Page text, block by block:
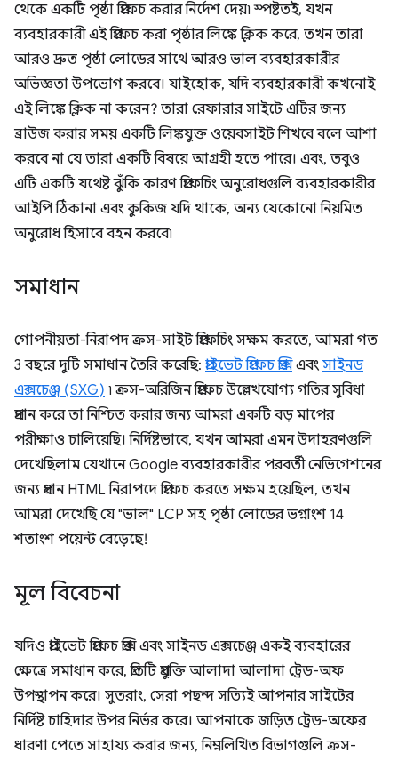
থেকে একটি পৃষ্ঠা প্রিফেচ করার নির্দেশ দেয়৷ স্পষ্টতই, যখন
ব্যবহারকারী এই প্রিফেচ করা পৃষ্ঠার লিঙ্কে ক্লিক করে, তখন তারা
আরও দ্রুত পৃষ্ঠা লোডের সাথে আরও ভাল ব্যবহারকারীর
অভিজ্ঞতা উপভোগ করবে। যাইহোক, যদি ব্যবহারকারী কখনোই
এই লিঙ্কে ক্লিক না করেন? তারা রেফারার সাইটে এটির জন্য
ব্রাউজ করার সময় একটি লিঙ্কযুক্ত ওয়েবসাইট শিখবে বলে আশা
করবে না যে তারা একটি বিষয়ে আগ্রহী হতে পারে। এবং, তবুও
এটি একটি যথেষ্ট ঝুঁকি কারণ প্রিফেচিং অনুরোধগুলি ব্যবহারকারীর
আইপি ঠিকানা এবং কুকিজ যদি থাকে, অন্য যেকোনো নিয়মিত
অনুরোধ হিসাবে বহন করবে৷
সমাধান
গোপনীয়তা-নিরাপদ ক্রস-সাইট প্রিফেচিং সক্ষম করতে, আমরা গত
3 বছরে দুটি সমাধান তৈরি করেছি: প্রাইভেট প্রিফেচ প্রক্সিএবং সাইনড
এক্সচেঞ্জ (SXG) ৷ ক্রস-অরিজিন প্রিফেচ উল্লেখযোগ্য গতির সুবিধা
প্রদান করে তা নিশ্চিত করার জন্য আমরা একটি বড় মাপের
পরীক্ষাও চালিয়েছি। নির্দিষ্টভাবে, যখন আমরা এমন উদাহরণগুলি
দেখেছিলাম যেখানে Google ব্যবহারকারীর পরবর্তী নেভিগেশনের
জন্য প্রধান HTML নিরাপদে প্রিফেচ করতে সক্ষম হয়েছিল, তখন
আমরা দেখেছি যে "ভাল" LCP সহ পৃষ্ঠা লোডের ভগ্নাংশ 14
শতাংশ পয়েন্ট বেড়েছে!
মূল বিবেচনা
যদিও প্রাইভেট প্রিফেচ প্রক্সি এবং সাইনড এক্সচেঞ্জ একই ব্যবহারের
ক্ষেত্রে সমাধান করে, প্রতিটি প্রযুক্তি আলাদা আলাদা ট্রেড-অফ
উপস্থাপন করে। সুতরাং, সেরা পছন্দ সত্যিই আপনার সাইটের
নির্দিষ্ট চাহিদার উপর নির্ভর করে। আপনাকে জড়িত ট্রেড-অফের
ধারণা পেতে সাহায্য করার জন্য, নিম্নলিখিত বিভাগগুলি ক্রস-